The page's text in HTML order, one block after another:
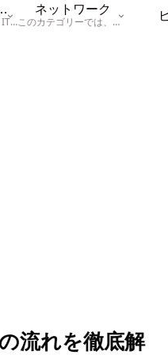
ログラム
このカテゴリーでは、ITに関する基本的な情報として「ハードウェア、「サーバー」、「データベース、「ネットワーク」、「セキュリティ」、「プログラム」に関する情報を記載しています。
ネットワーク
このカテゴリーでは、「ネットワーク」に関する情報を記載しています。
流れを徹底解